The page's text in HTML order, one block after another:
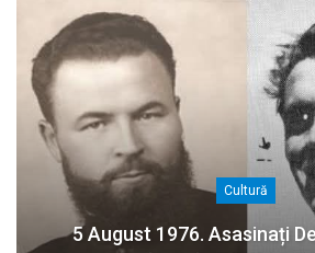
Cultură
5 August 1976. Asasinați